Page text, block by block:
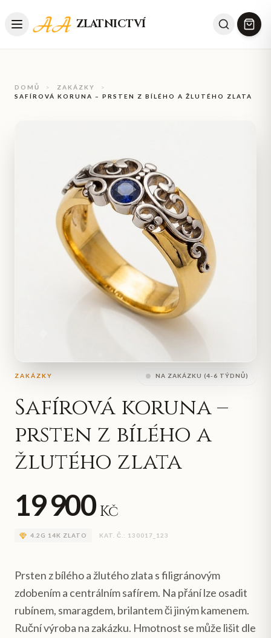
ZLATNICTVÍ
DOMŮ > ZAKÁZKY
>
SAFÍROVÁ KORUNA – PRSTEN Z BÍLÉHO A ŽLUTÉHO ZLATA
ZAKÁZKY NA ZAKÁZKU (4-6 TÝDNŮ)
Safírová koruna –
prsten z bílého a
žlutého zlata
19 900 Kč
4.2 G 14K ZLATO KAT. Č.: 130017_123
Prsten z bílého a žlutého zlata s filigránovým
zdobením a centrálním safírem. Na přání lze osadit
rubínem, smaragdem, brilantem či jiným kamenem.
Ruční výroba na zakázku. Hmotnost se může lišit dle